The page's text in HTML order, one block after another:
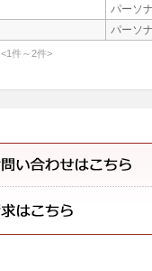
パーソ
パーソ
<1件～2件>